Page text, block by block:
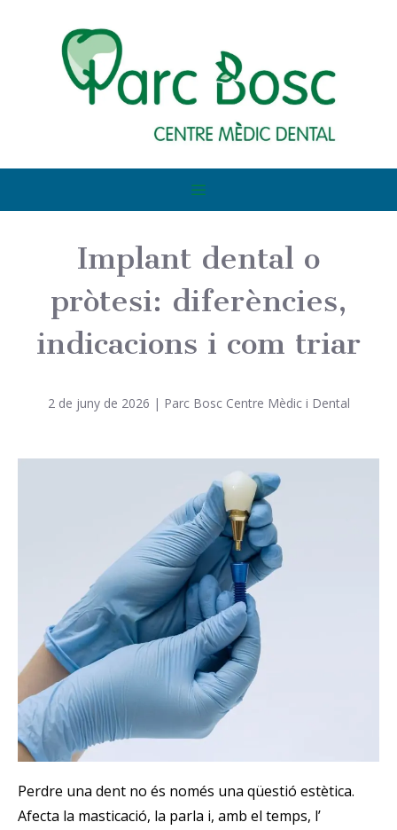
Implant dental o
pròtesi: diferències,
indicacions i com triar
2 de juny de 2026 | Parc Bosc Centre Mèdic i Dental
Perdre una dent no és només una qüestió estètica.
Afecta la masticació, la parla i, amb el temps, l’